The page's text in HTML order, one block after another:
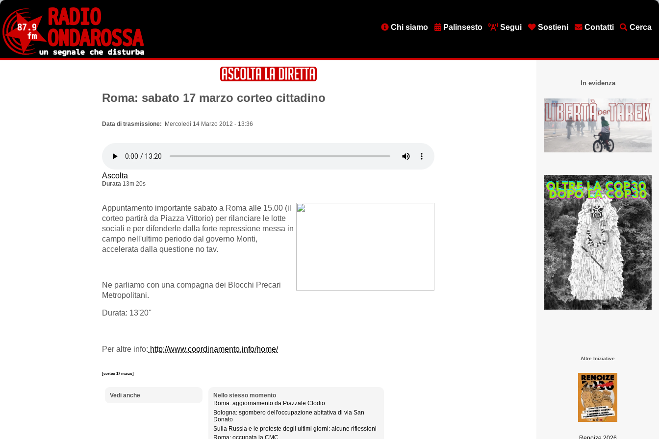
Salta
contenuto
principale
MenuChi siamo Palinsesto Segui Sostieni Contatti Cerca
Roma: sabato 17 marzo corteo cittadino
Data di trasmissione Mercoledì 14 Marzo 2012 - 13:36
Ascolta
Durata 13m 20s
Appuntamento importante sabato a Roma alle 15.00 (il
corteo partirà da Piazza Vittorio) per rilanciare le lotte
sociali e per difenderle dalla forte repressione messa in
campo nell'ultimo periodo dal governo Monti,
accelerata dalla questione no tav.
Ne parliamo con una compagna dei Blocchi Precari
Metropolitani.
Durata: 13'20''
Per altre info: http://www.coordinamento.info/home/
[corteo 17 marzo]
Vedi anche
Nello stesso momento
Roma: aggiornamento da Piazzale Clodio
Bologna: sgombero dell'occupazione abitativa di via San
Donato
Sulla Russia e le proteste degli ultimi giorni: alcune riflessioni
In evidenza
Altre Iniziative